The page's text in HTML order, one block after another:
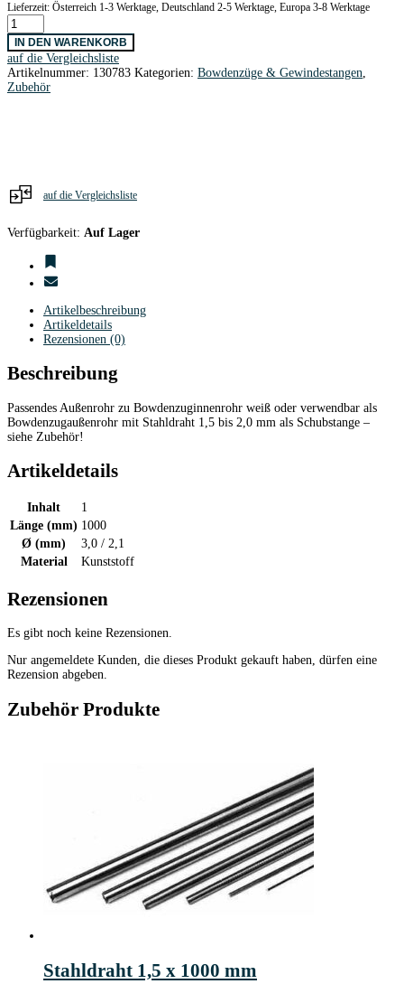
Lieferzeit: Österreich 1-3 Werktage, Deutschland 2-5 Werktage, Europa 3-8 Werktage
Bowdenzugaußenrohr
3,0
/
2,1
Ø
x
IN DEN WARENKORB
auf die Vergleichsliste
Artikelnummer: 130783 Kategorien: Bowdenzüge & Gewindestangen
Zubehör
auf die Vergleichsliste
Verfügbarkeit: Auf Lager
Artikelbeschreibung
Artikeldetails
Rezensionen (0)
Beschreibung
Passendes Außenrohr zu Bowdenzuginnenrohr weiß oder verwendbar als
Bowdenzugaußenrohr mit Stahldraht 1,5 bis 2,0 mm als Schubstange –
siehe Zubehör!
Artikeldetails
Inhalt
1
Länge (mm) 1000
Ø (mm)
3,0 / 2,1
Material
Kunststoff
Rezensionen
Es gibt noch keine Rezensionen.
Nur angemeldete Kunden, die dieses Produkt gekauft haben, dürfen eine
Rezension abgeben.
Zubehör Produkte
Stahldraht 1,5 x 1000 mm